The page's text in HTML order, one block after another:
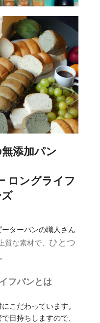
添加パン
ロングライフ
ターパンの職人さん
質な素材で、 ひとつ
フパンとは
こだわっています。
日持ちしますので、